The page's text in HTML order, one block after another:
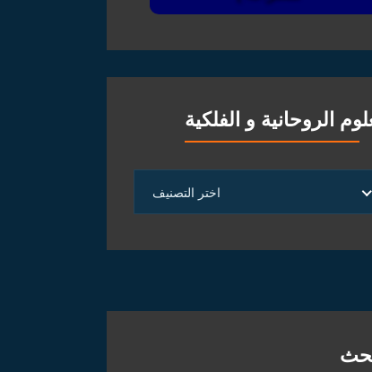
الروحانية و الفلكية
اختر التصنيف